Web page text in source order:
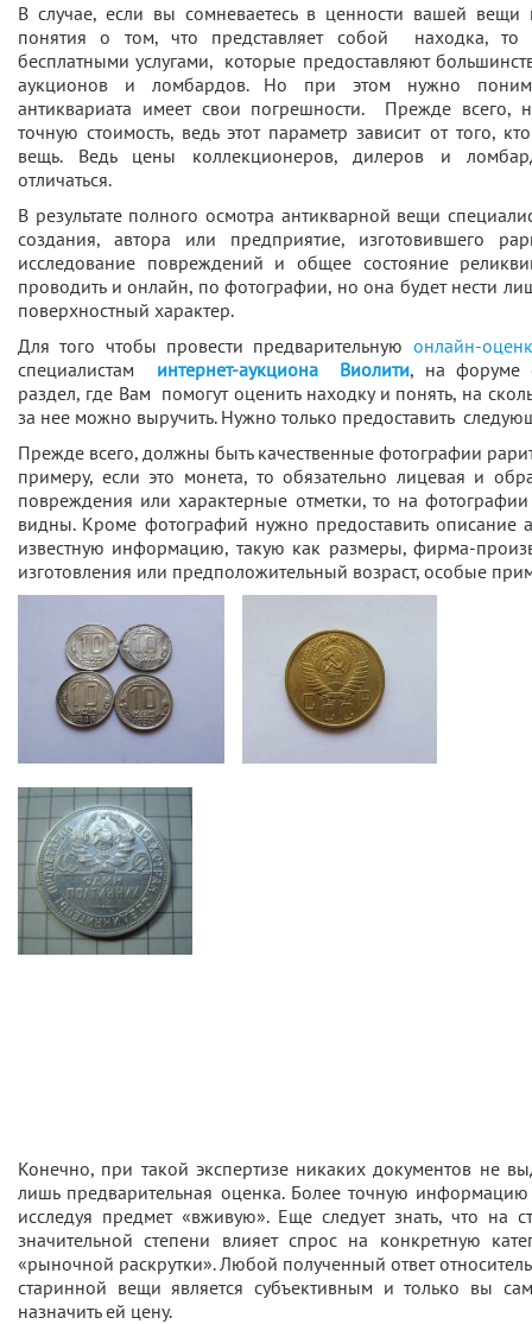
В случае, если вы сомневаетесь в ценности вашей
понятия о том, что представляет собой находка, то
бесплатными услугами, которые предоставляют
аукционов и ломбардов. Но при этом нужно
антиквариата имеет свои погрешности. Прежде всего,
точную стоимость, ведь этот параметр зависит от того,
вещь. Ведь цены коллекционеров, дилеров и
отличаться.
В результате полного осмотра антикварной вещи
создания, автора или предприятие, изготовившего
исследование повреждений и общее состояние
проводить и онлайн, по фотографии, но она будет нести
поверхностный характер.
Для того чтобы провести предварительную онлайн-
специалистам интернет-аукциона Виолити, на форуме
раздел, где Вам помогут оценить находку и понять, на
за нее можно выручить. Нужно только предоставить
Прежде всего, должны быть качественные фотографии
примеру, если это монета, то обязательно лицевая и
повреждения или характерные отметки, то на
видны. Кроме фотографий нужно предоставить описание
известную информацию, такую как размеры, фирма-
изготовления или предположительный возраст, особые
Конечно, при такой экспертизе никаких документов не
лишь предварительная оценка. Более точную
исследуя предмет «вживую». Еще следует знать, что на
значительной степени влияет спрос на конкретную
«рыночной раскрутки». Любой полученный ответ
старинной вещи является субъективным и только вы
назначить ей цену.